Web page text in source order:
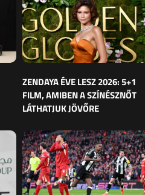
ZENDAYA ÉVE LESZ 2026: 5+1
FILM, AMIBEN A SZÍNÉSZNŐT
LÁTHATJUK JÖVŐRE